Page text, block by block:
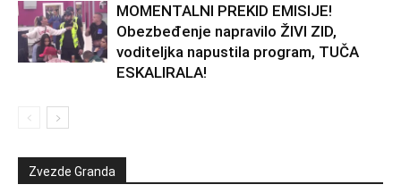
MOMENTALNI PREKID EMISIJE!
Obezbeđenje napravilo ŽIVI ZID,
voditeljka napustila program, TUČA
ESKALIRALA!
Zvezde Granda